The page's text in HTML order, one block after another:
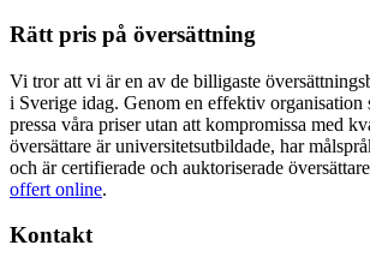
Rätt pris på översättning
Vi tror att vi är en av de billigaste
i Sverige idag. Genom en effektiv organisation
pressa våra priser utan att kompromissa med
översättare är universitetsutbildade, har
och är certifierade och auktoriserade
offert online.
Kontakt